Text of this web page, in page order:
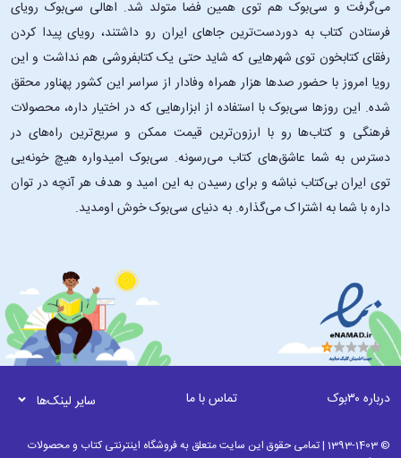
می‌گرفت و سی‌بوک هم توی همین فضا متولد شد. اهالی سی‌بوک رویای
فرستادن کتاب به دوردست‌ترین جاهای ایران رو داشتند، رویای پیدا کردن
رفقای کتابخون توی شهرهایی که شاید حتی یک کتابفروشی هم نداشت و این
رویا امروز با حضور صدها هزار همراه وفادار از سراسر این کشور پهناور محقق
شده. این ‌روزها سی‌بوک با استفاده از ابزارهایی که در اختیار داره، محصولات
فرهنگی و کتاب‌ها رو با ارزون‌ترین قیمت ممکن و سریع‌ترین راه‌های در
دسترس به شما عاشق‌های کتاب می‌رسونه. سی‌بوک امیدواره هیچ خونه‌یی
توی ایران بی‌کتاب نباشه و برای رسیدن به این امید و هدف هر آنچه در توان
داره با شما به اشتراک می‌گذاره. به دنیای سی‌بوک خوش اومدید.
درباره ۳۰بوک تماس با ما سایر لینک‌ها
© 1393-1403 | تمامی حقوق این سایت متعلق به فروشگاه اینترنتی کتاب و محصولات